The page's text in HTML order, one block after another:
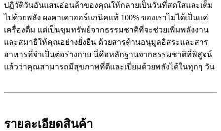
ปฏิวัติวันอันแสนอ่อนล้าของคุณให้กลายเป็นวันที่สดใสและเต็ม
ไปด้วยพลัง ผงคาเคาออร์แกนิคแท้ 100% ของเราไม่ได้เป็นแค่
เครื่องดื่ม แต่เป็นขุมทรัพย์จากธรรมชาติที่จะช่วยเพิ่มพลังงาน
และสมาธิให้คุณอย่างยั่งยืน ด้วยสารต้านอนุมูลอิสระและสาร
อาหารที่จำเป็นต่อร่างกาย นี่คือหลักฐานจากธรรมชาติที่พิสูจน์
แล้วว่าคุณสามารถมีสุขภาพที่ดีและเปี่ยมด้วยพลังได้ในทุกๆ วัน
รายละเอียดสินค้า